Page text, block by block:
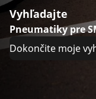
Vyhľadajte
Pneumatiky pre
Dokončite moje